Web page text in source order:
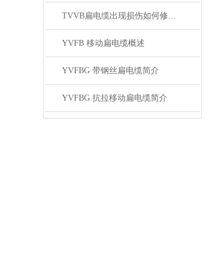
TVVB扁电缆出现损伤如何修补？有哪些措施
YVFB 移动扁电缆概述
YVFBG 带钢丝扁电缆简介
YVFBG 抗拉移动扁电缆简介